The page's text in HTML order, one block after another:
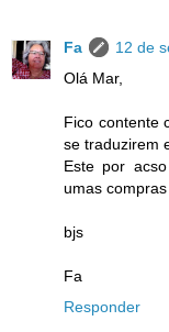
Fa
12 de
Olá Mar,
Fico contente
se traduzirem
Este por
umas
bjs
Fa
Responder